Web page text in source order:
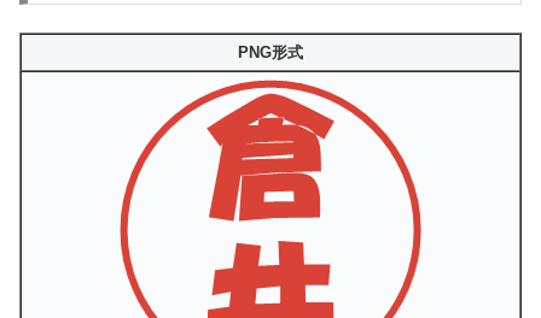
PNG形式